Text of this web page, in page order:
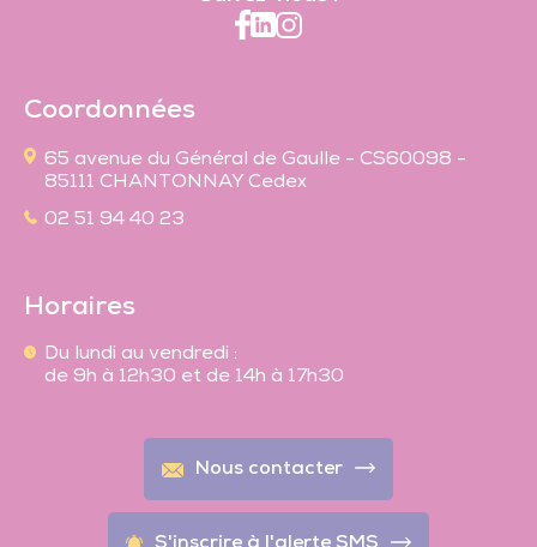
Coordonnées
65 avenue du Général de Gaulle - CS60098 -
85111 CHANTONNAY Cedex
02 51 94 40 23
Horaires
Du lundi au vendredi :
de 9h à 12h30 et de 14h à 17h30
Nous contacter